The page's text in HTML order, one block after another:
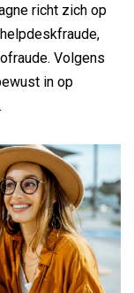
richt zich op
Volgens
in op